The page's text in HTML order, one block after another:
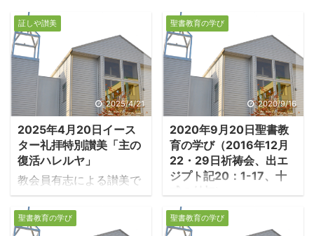
証しや讃美
2025/4/21
2025年4月20日イース
ター礼拝特別讃美「主の
復活ハレルヤ」
教会員有志による讃美で
す！
聖書教育の学び
2020/9/16
2020年9月20日聖書教
育の学び（2016年12月
22・29日祈祷会、出エ
ジプト記20：1-17、十
1.十戒の歴史と背景 ・
モーセと民は主の山シナ
聖書教育の学び 聖書教育の学び